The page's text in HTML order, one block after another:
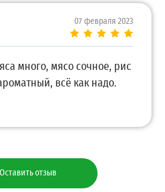
Оставить отзыв
07 февраля 2023
много, мясо сочное, рис
всё как надо.